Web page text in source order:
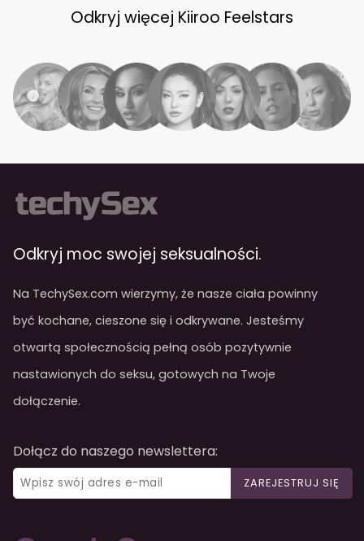
Odkryj więcej Kiiroo Feelstars
Odkryj moc swojej seksualności.
Na TechySex.com wierzymy, że nasze ciała powinny
być kochane, cieszone się i odkrywane. Jesteśmy
otwartą społecznością pełną osób pozytywnie
nastawionych do seksu, gotowych na Twoje
dołączenie.
Dołącz do naszego newslettera:
ZAREJESTRUJ SIĘ